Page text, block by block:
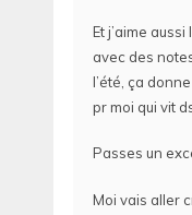
Et j’aime
avec des
l’été, ça
pr moi qui vit
Passes un
Moi vais aller